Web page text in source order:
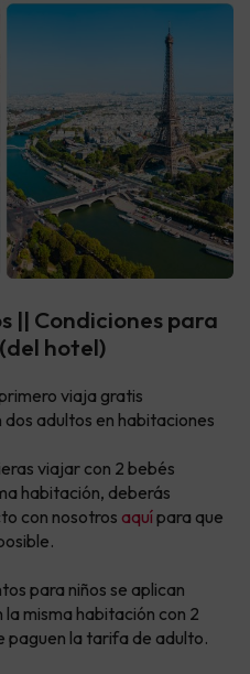
|| Condiciones para
hotel)
viaja gratis
adultos en habitaciones
viajar con 2 bebés
habitación, deberás
con nosotros aquípara que
para niños se aplican
misma habitación con 2
paguen la tarifa de adulto.